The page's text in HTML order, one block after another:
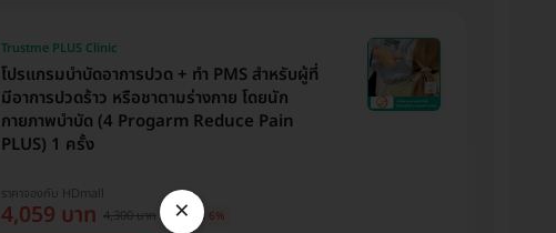
โปรแกรมบำบัดอาการปวด + ทำ PMS สำหรับผู้ที่
มีอาการปวดร้าว หรือชาตามร่างกาย โดยนัก
กายภาพบำบัด (4 Progarm Reduce Pain
PLUS) 1 ครั้ง
Trustme PLUS Clinic
ราคาจองกับ HDmall
4,059 บาท 4,300 บาท ประหยัด 6%
×